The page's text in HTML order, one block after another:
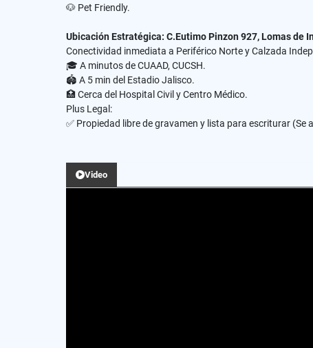
​🐶 Pet Friendly.
​Ubicación Estratégica: C.Eutimo Pinzon 927, Lomas de
Conectividad inmediata a Periférico Norte y Calzada
​🎓 A minutos de CUAAD, CUCSH.
​🏟️ A 5 min del Estadio Jalisco.
​🏥 Cerca del Hospital Civil y Centro Médico.
​Plus Legal:
✅ Propiedad libre de gravamen y lista para escriturar (Se
Video